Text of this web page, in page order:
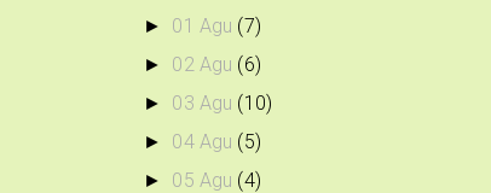
► 01 Agu (7)
► 02 Agu (6)
► 03 Agu (10)
► 04 Agu (5)
► 05 Agu (4)